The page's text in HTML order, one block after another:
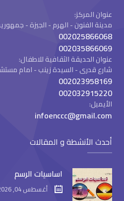
عنوان المركز:
مدينة الفنون - الهرم - الجيزة -
002025866068
002035866069
عنوان الحديقة الثقافية للاطفال:
شارع قدرى - السيدة زينب - امام
002023958169
002032915220
الأيميل:
infoenccc@gmail.com
أحدث الأنشطة و المقالات
اساسيات الرسم
أغسطس 04, 2026